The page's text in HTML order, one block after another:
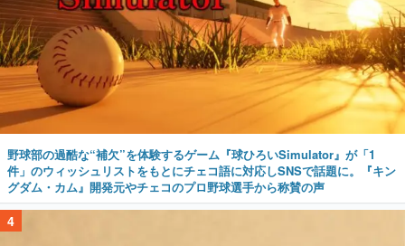
野球部の過酷な“補欠”を体験するゲーム『球ひろいSimulator』が「1
件」のウィッシュリストをもとにチェコ語に対応しSNSで話題に。『キン
グダム・カム』開発元やチェコのプロ野球選手から称賛の声
4